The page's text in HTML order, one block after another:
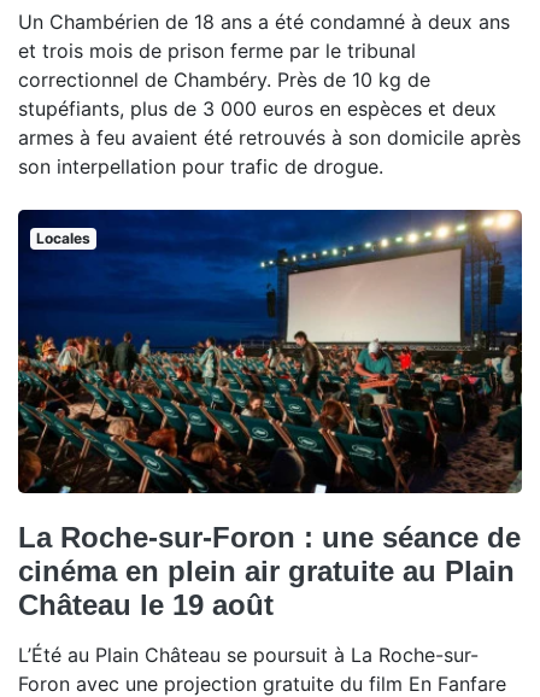
Un Chambérien de 18 ans a été condamné à deux ans
et trois mois de prison ferme par le tribunal
correctionnel de Chambéry. Près de 10 kg de
stupéfiants, plus de 3 000 euros en espèces et deux
armes à feu avaient été retrouvés à son domicile après
son interpellation pour trafic de drogue.
Locales
La Roche-sur-Foron : une séance de
cinéma en plein air gratuite au Plain
Château le 19 août
L’Été au Plain Château se poursuit à La Roche-sur-
Foron avec une projection gratuite du film En Fanfare